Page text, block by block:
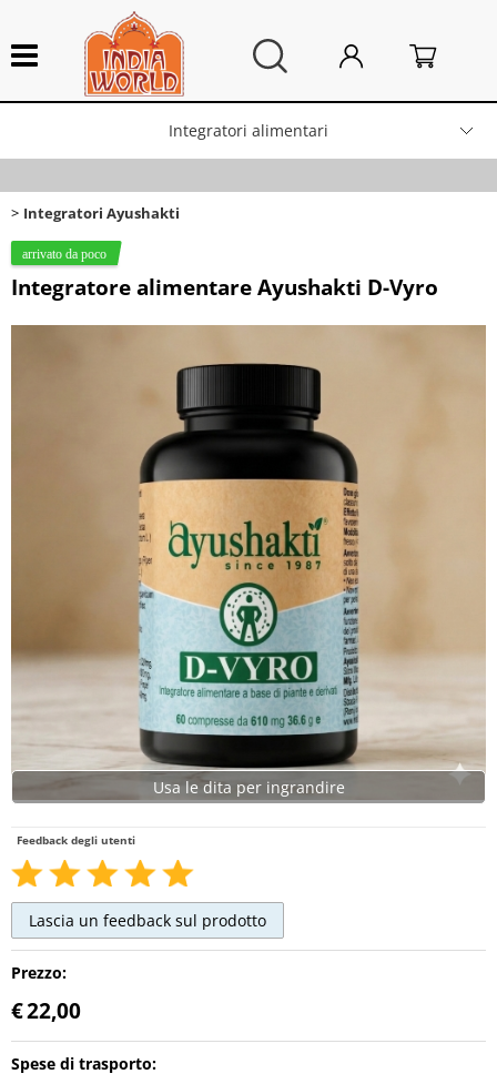
Categoria: Integratori alimentari>Integratori Ayushakti
Tag Ayu
Integratori alimentari
Arredo Casa
Campane tibetane
Integratori Ayushakti
Integratore alimentare Ayushakti D-Vyro
Usa le dita per ingrandire
Feedback degli utenti
Prezzo:
€22,00
Spese di trasporto: